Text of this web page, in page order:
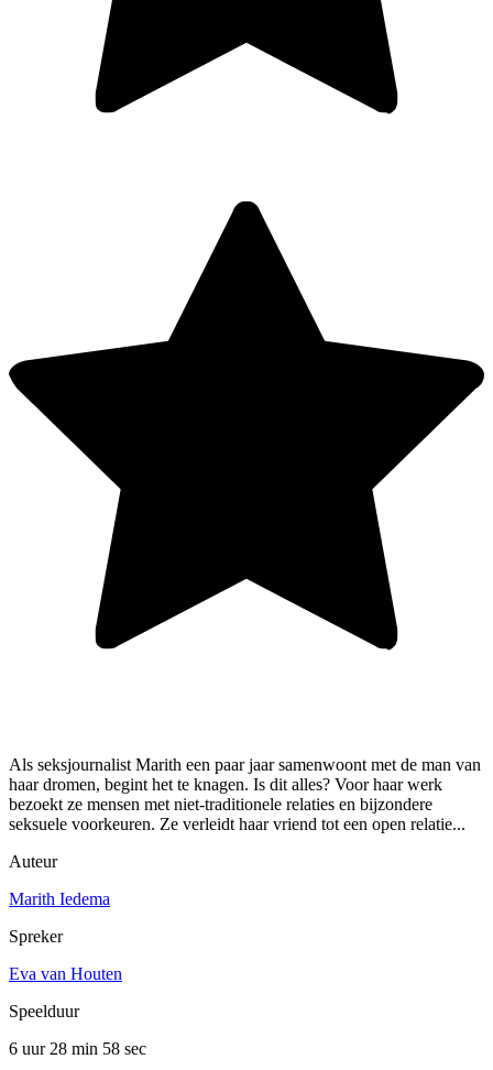
Als seksjournalist Marith een paar jaar samenwoont met de man van
haar dromen, begint het te knagen. Is dit alles? Voor haar werk
bezoekt ze mensen met niet-traditionele relaties en bijzondere
seksuele voorkeuren. Ze verleidt haar vriend tot een open relatie...
Auteur
Marith Iedema
Spreker
Eva van Houten
Speelduur
6 uur 28 min 58 sec